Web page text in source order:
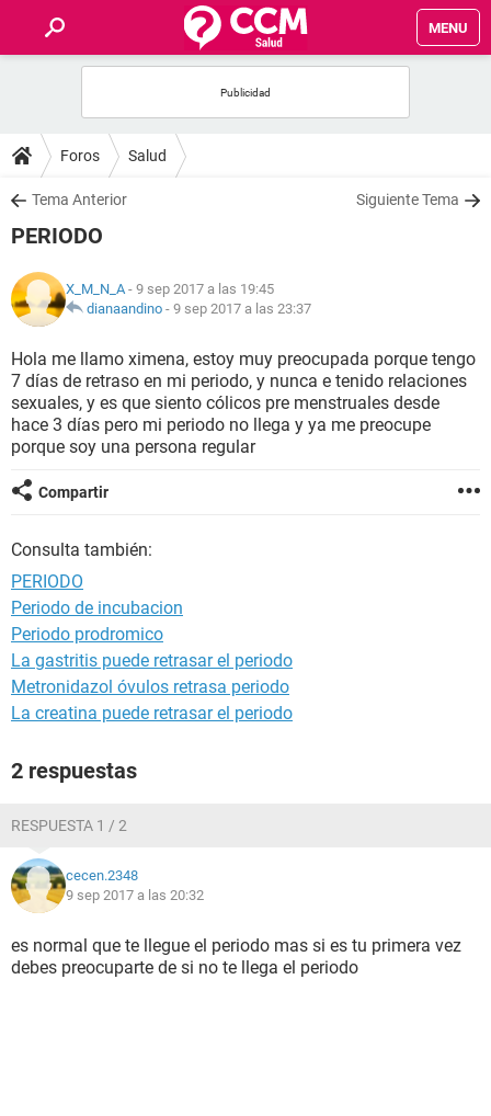
MENU
FOROS
SALUD
NUTRICIÓN
BIENESTAR
SEXUALIDAD
GLOSARIO
Foros Salud
Tema Anterior Siguiente Tema
PERIODO
X_M_N_A- 9 sep 2017 a las 19:45
dianaandino - 9 sep 2017 a las 23:37
Hola me llamo ximena, estoy muy preocupada porque tengo
7 días de retraso en mi periodo, y nunca e tenido relaciones
sexuales, y es que siento cólicos pre menstruales desde
hace 3 días pero mi periodo no llega y ya me preocupe
porque soy una persona regular
Compartir
Consulta también:
PERIODO
Periodo de incubacion
Periodo prodromico
La gastritis puede retrasar el periodo
Metronidazol óvulos retrasa periodo
La creatina puede retrasar el periodo
2 respuestas
RESPUESTA 1 / 2
cecen.2348
9 sep 2017 a las 20:32
es normal que te llegue el periodo mas si es tu primera vez
debes preocuparte de si no te llega el periodo